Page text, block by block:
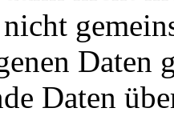
Daten
Daten